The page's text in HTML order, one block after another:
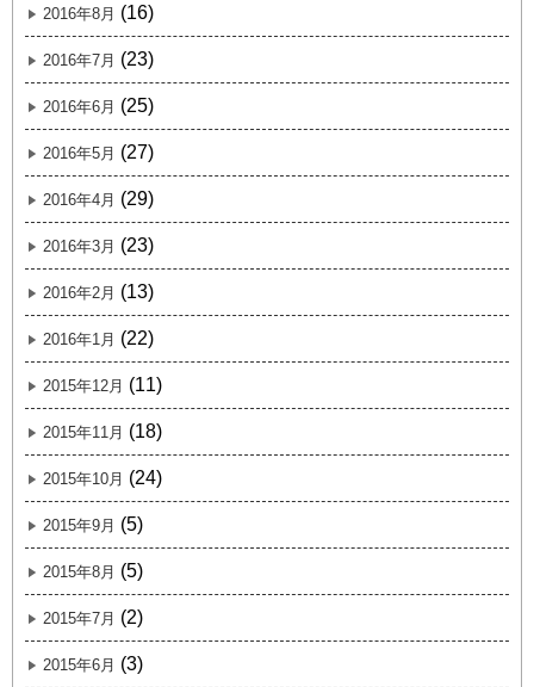
2016年8月 (16)
2016年7月 (23)
2016年6月 (25)
2016年5月 (27)
2016年4月 (29)
2016年3月 (23)
2016年2月 (13)
2016年1月 (22)
2015年12月 (11)
2015年11月 (18)
2015年10月 (24)
2015年9月 (5)
2015年8月 (5)
2015年7月 (2)
2015年6月 (3)